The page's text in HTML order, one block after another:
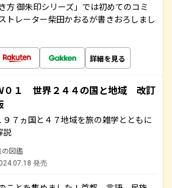
方 御朱印シリーズ」では初めてのコミ
トレーター柴田かおるが書きおろしまし
詳細を見る
０１ 世界２４４の国と地域 改訂
９７ヵ国と４７地域を旅の雑学とともに
説
の図鑑
発売